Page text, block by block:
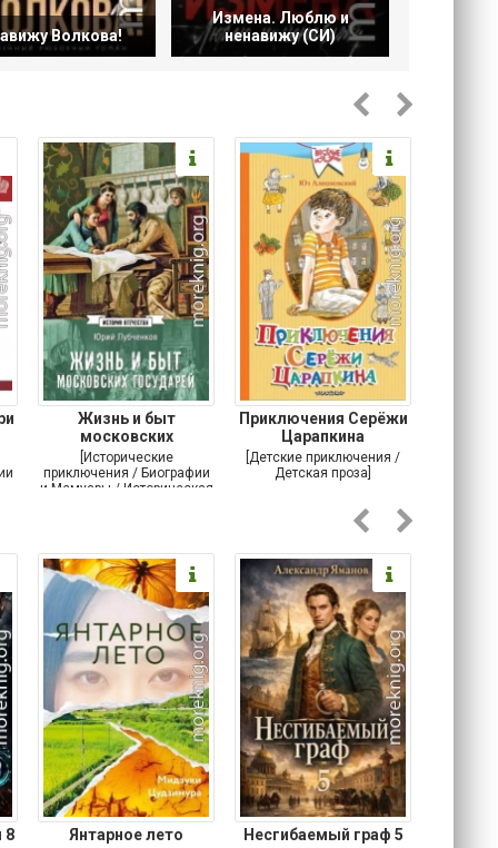
Волкова!
Измена. Люблю и
ненавижу (СИ)
Жизнь и быт
московских
государей
[Исторические
приключения / Биографии
и Мемуары / Историческая
Приключения Серёжи
Царапкина
[Детские приключения /
Детская проза]
8 Янтарное лето Несгибаемый граф 5